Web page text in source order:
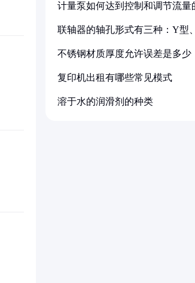
计量泵如何达到控制和调节流量
联轴器的轴孔形式有三种：Y型
不锈钢材质厚度允许误差是多少
复印机出租有哪些常见模式
溶于水的润滑剂的种类